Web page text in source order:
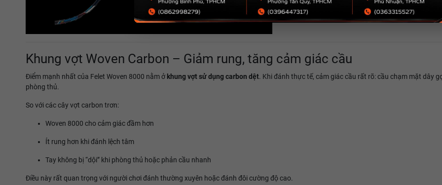
Khung vợt Woven Carbon – Giảm rung, tăng cảm giác cầu
Điểm mạnh nhất của Felet Woven 8000 nằm ở khung vợt sử dụng carbon dệt. Khi đánh thực tế, cảm giác cầu rất rõ: cầu chạm mặt dây
phòng thủ.
So với các cây vợt carbon trơn:
Woven 8000 cho cảm giác đầm hơn
Ít rung hơn khi đánh lệch tâm
Tay không bị “dội” khi phòng thủ hoặc phản cầu nhanh
Điều này rất quan trọng với người chơi đánh thường xuyên hoặc đánh đôi cường độ cao.